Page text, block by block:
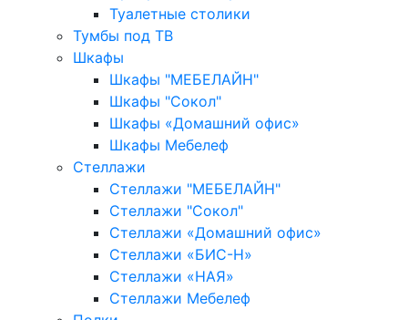
Туалетные столики
Тумбы под ТВ
Шкафы
Шкафы "МЕБЕЛАЙН"
Шкафы "Сокол"
Шкафы «Домашний офис»
Шкафы Мебелеф
Стеллажи
Стеллажи "МЕБЕЛАЙН"
Стеллажи "Сокол"
Стеллажи «Домашний офис»
Стеллажи «БИС-Н»
Стеллажи «НАЯ»
Стеллажи Мебелеф